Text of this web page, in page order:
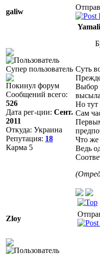
galiw
Супер пользователь
Покинул форум
Сообщений всего:
526
Дата рег-ции: Сент.
2011
Откуда: Украина
Репутация: 18
Карма 5
Суть
Выбор
Но тут
Сам
Что же
Ведь
Zloy